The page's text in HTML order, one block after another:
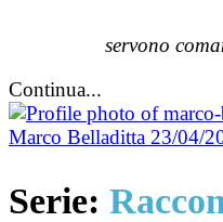
servono
Continua...
Marco Belladitta 23/04/
Serie: